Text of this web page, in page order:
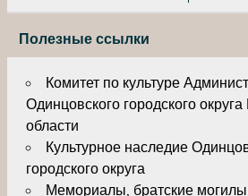
Полезные ссылки
Комитет по культуре
Одинцовского городского
области
Культурное наследие
городского округа
Мемориалы, братские